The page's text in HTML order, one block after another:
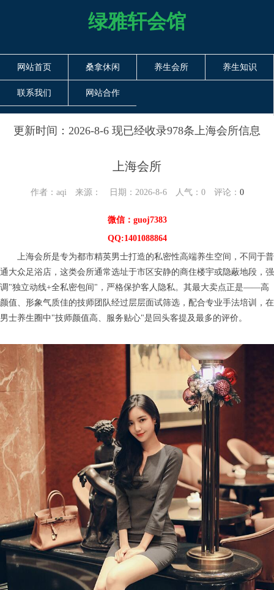
绿雅轩会馆
网站首页 桑拿休闲 养生会所 养生知识
联系我们 网站合作
更新时间：2026-8-6 现已经收录978条上海会所信息
上海会所
作者：aqi 来源： 日期：2026-8-6 人气： 0评论： 0
微信：guoj7383
QQ:1401088864
上海会所是专为都市精英男士打造的私密性高端养生空间，不同于普
通大众足浴店，这类会所通常选址于市区安静的商住楼宇或隐蔽地段，强
调"独立动线+全私密包间"，严格保护客人隐私。其最大卖点正是——高
颜值、形象气质佳的技师团队经过层层面试筛选，配合专业手法培训，在
男士养生圈中"技师颜值高、服务贴心"是回头客提及最多的评价。